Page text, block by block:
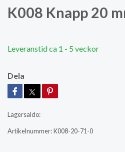
K008 Knapp 20
Leveranstid ca 1 - 5 veckor
Dela
Lagersaldo:
Artikelnummer:K008-20-71-0